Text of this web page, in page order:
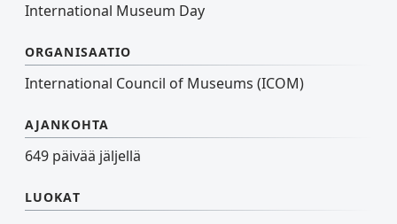
International Museum Day
ORGANISAATIO
International Council of Museums (ICOM)
AJANKOHTA
649 päivää jäljellä
LUOKAT